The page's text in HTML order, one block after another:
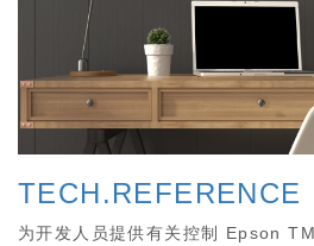
TECH.REFERENCE
为开发人员提供有关控制 Epson